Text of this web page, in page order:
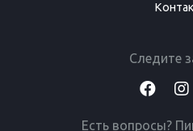
Следите
Есть вопросы?